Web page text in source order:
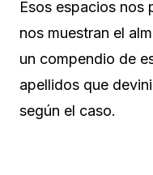
Esos espacios nos
nos muestran el
un compendio de
apellidos que
según el caso.